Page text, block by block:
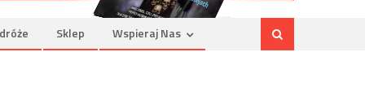
Sklep Wspieraj Nas